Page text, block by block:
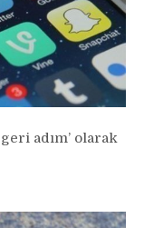
adım’ olarak